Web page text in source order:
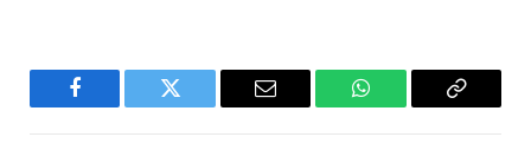
Facebook Twitter Email WhatsAppCopy